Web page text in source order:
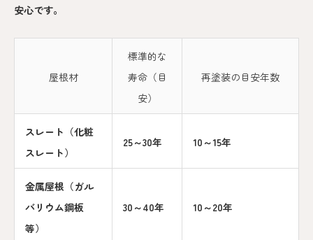
安心です。
屋根材
標準的な
寿命（目
安）
再塗装の目安年数
スレート（化粧
スレート）
25～30年 10～15年
金属屋根（ガル
バリウム鋼板
等）
30～40年 10～20年